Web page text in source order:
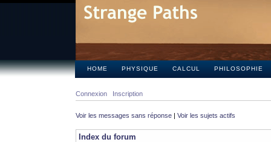
HOME PHYSIQUE CALCUL PHILOSOPHIE
Connexion Inscription
Voir les messages sans réponse | Voir les sujets actifs
Index du forum